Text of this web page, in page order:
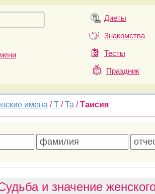
Диеты
Знакомства
Тесты
Праздник
имена /Т /Та /Таисия
и значение